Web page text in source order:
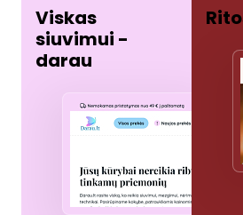
Viskas
siuvimui -
darau